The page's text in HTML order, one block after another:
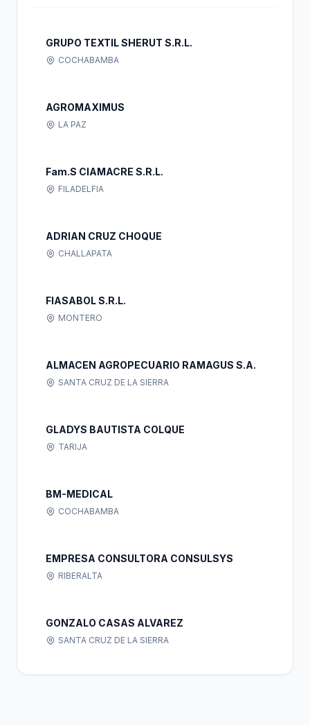
GRUPO TEXTIL SHERUT S.R.L.
COCHABAMBA
AGROMAXIMUS
LA PAZ
Fam.S CIAMACRE S.R.L.
FILADELFIA
ADRIAN CRUZ CHOQUE
CHALLAPATA
FIASABOL S.R.L.
MONTERO
ALMACEN AGROPECUARIO RAMAGUS S.A.
SANTA CRUZ DE LA SIERRA
GLADYS BAUTISTA COLQUE
TARIJA
BM-MEDICAL
COCHABAMBA
EMPRESA CONSULTORA CONSULSYS
RIBERALTA
GONZALO CASAS ALVAREZ
SANTA CRUZ DE LA SIERRA